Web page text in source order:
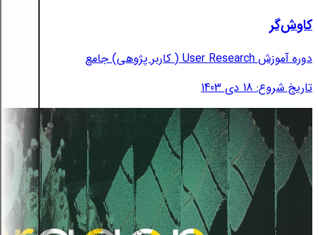
کاوش‌گر
دوره آموزش User Research ( کاربر پژوهی) جامع
تاریخ شروع: 18 دی 1403